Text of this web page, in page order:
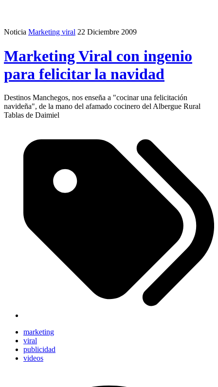
Noticia Marketing viral 22 Diciembre 2009
Marketing Viral con ingenio
para felicitar la navidad
Destinos Manchegos, nos enseña a "cocinar una felicitación
navideña", de la mano del afamado cocinero del Albergue Rural
Tablas de Daimiel
marketing
viral
publicidad
videos